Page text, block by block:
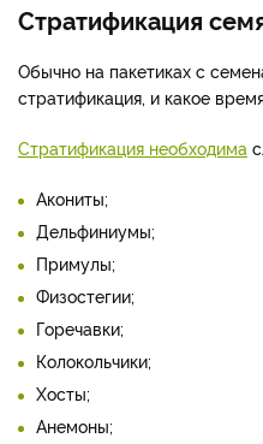
Стратификация
Обычно на пакетиках с
стратификация, и какое
Стратификация необходима
Акониты;
Дельфиниумы;
Примулы;
Физостегии;
Горечавки;
Колокольчики;
Хосты;
Анемоны;